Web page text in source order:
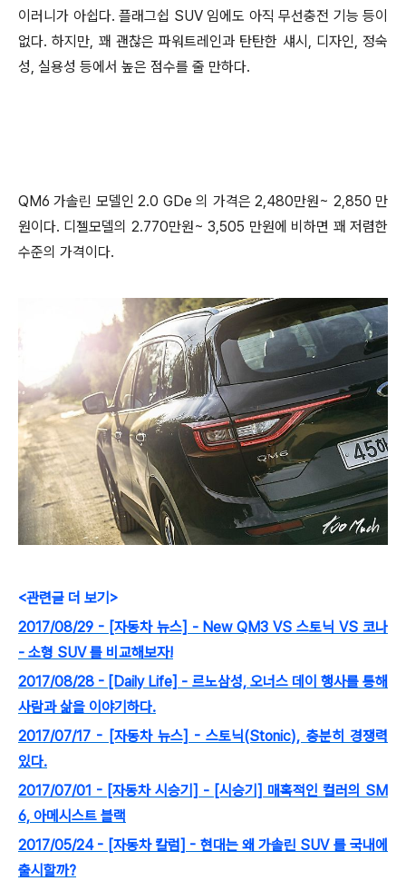
이러니가 아쉽다. 플래그쉽 SUV 임에도 아직 무선충전 기능 등이
없다. 하지만, 꽤 괜찮은 파워트레인과 탄탄한 섀시, 디자인, 정숙
성, 실용성 등에서 높은 점수를 줄 만하다.
QM6 가솔린 모델인 2.0 GDe 의 가격은 2,480만원~ 2,850 만
원이다. 디젤모델의 2.770만원~ 3,505 만원에 비하면 꽤 저렴한
수준의 가격이다.
<관련글 더 보기>
2017/08/29 - [자동차 뉴스] - New QM3 VS 스토닉 VS 코나
- 소형 SUV 를 비교해보자!
2017/08/28 - [Daily Life] - 르노삼성, 오너스 데이 행사를 통해
사람과 삶을 이야기하다.
2017/07/17 - [자동차 뉴스] - 스토닉(Stonic), 충분히 경쟁력
있다.
2017/07/01 - [자동차 시승기] - [시승기] 매혹적인 컬러의 SM
6, 아메시스트 블랙
2017/05/24 - [자동차 칼럼] - 현대는 왜 가솔린 SUV 를 국내에
출시할까?